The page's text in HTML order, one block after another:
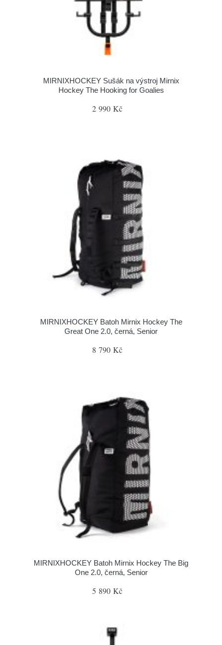
MIRNIXHOCKEY Sušák na výstroj Mirnix
Hockey The Hooking for Goalies
2 990 Kč
MIRNIXHOCKEY Batoh Mirnix Hockey The
Great One 2.0, černá, Senior
8 790 Kč
MIRNIXHOCKEY Batoh Mirnix Hockey The Big
One 2.0, černá, Senior
5 890 Kč